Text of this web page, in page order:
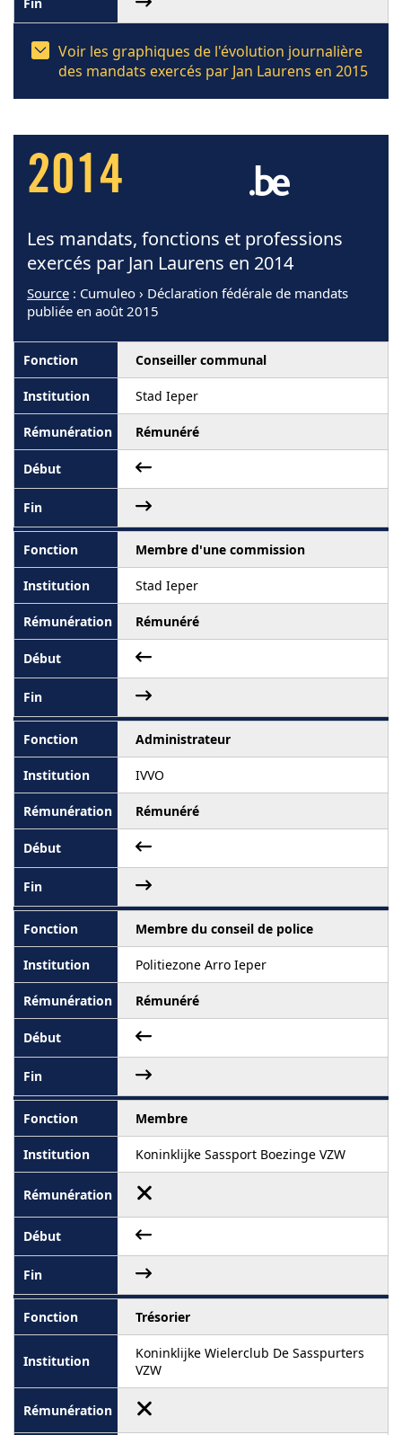
Voir les graphiques de l'évolution journalière
des mandats exercés par Jan Laurens en 2015
2014
Les mandats, fonctions et professions
exercés par Jan Laurens en 2014
Source : Cumuleo › Déclaration fédérale de mandats
publiée en août 2015
Conseiller communal
Stad Ieper
Rémunéré
Membre d'une commission
Stad Ieper
Rémunéré
Administrateur
IVVO
Rémunéré
Membre du conseil de police
Politiezone Arro Ieper
Rémunéré
Membre
Koninklijke Sassport Boezinge VZW
Trésorier
Koninklijke Wielerclub De Sasspurters
VZW